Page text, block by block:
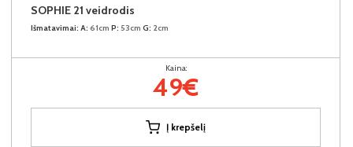
SOPHIE 21 veidrodis
Išmatavimai: A: 61cm P: 53cm G: 2cm
Kaina:
49€
Į krepšelį